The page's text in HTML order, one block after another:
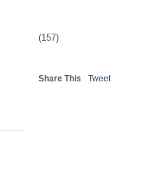
(157)
Share This Tweet